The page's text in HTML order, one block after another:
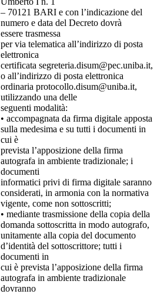
– 70121 BARI e con l’indicazione del
numero e data del Decreto dovrà
essere trasmessa
per via telematica all’indirizzo di posta
elettronica
certificata segreteria.disum@pec.uniba.it,
o all’indirizzo di posta elettronica
ordinaria protocollo.disum@uniba.it,
utilizzando una delle
seguenti modalità:
• accompagnata da firma digitale apposta
sulla medesima e su tutti i documenti in
cui è
prevista l’apposizione della firma
autografa in ambiente tradizionale; i
documenti
informatici privi di firma digitale saranno
considerati, in armonia con la normativa
vigente, come non sottoscritti;
• mediante trasmissione della copia della
domanda sottoscritta in modo autografo,
unitamente alla copia del documento
d’identità del sottoscrittore; tutti i
documenti in
cui è prevista l’apposizione della firma
autografa in ambiente tradizionale
dovranno